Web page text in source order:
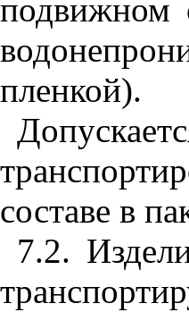
подвижном
пленкой).
составе в
7.2.